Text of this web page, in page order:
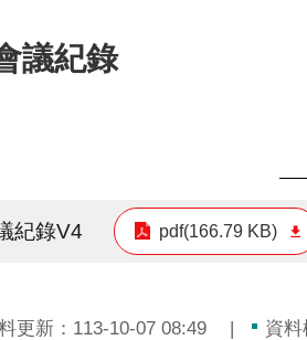
議紀錄
紀錄V4 pdf(166.79 KB)
更新：113-10-07 08:49 資料